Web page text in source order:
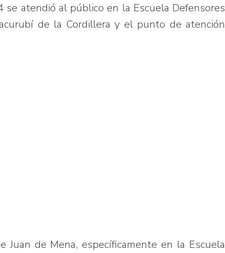
atendió al público en la Escuela Defensores
de la Cordillera y el punto de atención
de Mena, específicamente en la Escuela